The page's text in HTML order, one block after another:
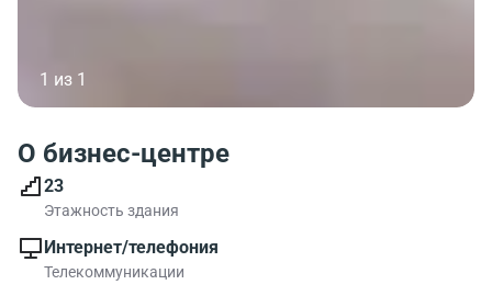
1 из 1
О бизнес-центре
23
Этажность здания
Интернет/телефония
Телекоммуникации